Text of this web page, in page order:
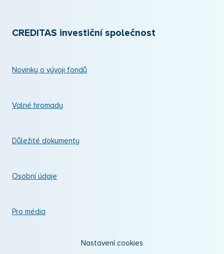
CREDITAS investiční společnost
Novinky o vývoji fondů
Valné hromady
Důležité dokumenty
Osobní údaje
Pro média
Nastavení cookies